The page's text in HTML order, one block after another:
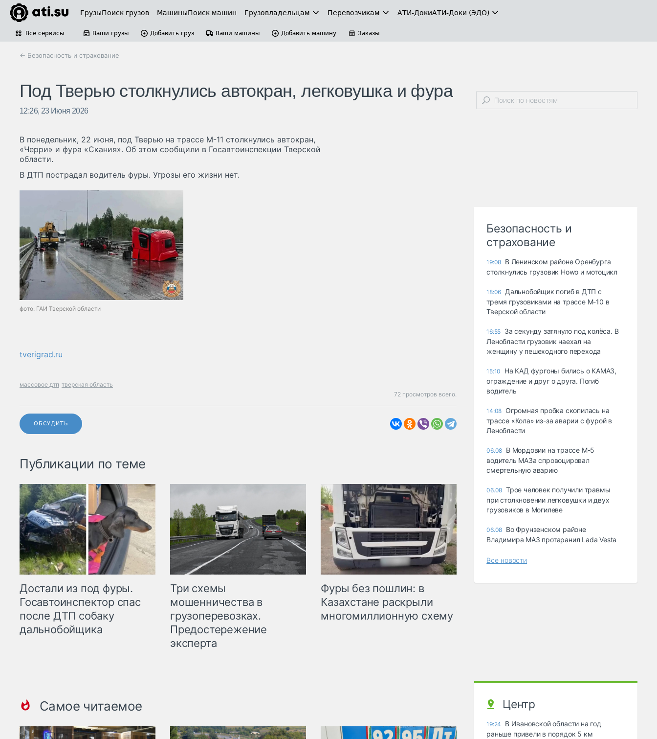
ГрузыПоиск грузов МашиныПоиск машин Грузовладельцам Перевозчикам АТИ-ДокиАТИ-Доки (ЭДО)
Все сервисы Ваши грузы Добавить груз Ваши машины Добавить машину Заказы
← Безопасность и страхование
Под Тверью столкнулись автокран, легковушка и фура
12:26, 23 Июня 2026
В понедельник, 22 июня, под Тверью на трассе М-11 столкнулись автокран,
«Черри» и фура «Скания». Об этом сообщили в Госавтоинспекции Тверской
области.
В ДТП пострадал водитель фуры. Угрозы его жизни нет.
фото: ГАИ Тверской области
tverigrad.ru
массовое дтп тверская область
72 просмотров всего.
ОБСУДИТЬ
Публикации по теме
Достали из под фуры.
Госавтоинспектор спас
после ДТП собаку
дальнобойщика
Три схемы
мошенничества в
грузоперевозках.
Предостережение
эксперта
Фуры без пошлин: в
Казахстане раскрыли
многомиллионную схему
Самое читаемое
Безопасность и
страхование
19:08 В Ленинском районе Оренбурга
столкнулись грузовик Howo и мотоцикл
18:06 Дальнобойщик погиб в ДТП с
тремя грузовиками на трассе М-10 в
Тверской области
16:55 За секунду затянуло под колёса. В
Ленобласти грузовик наехал на
женщину у пешеходного перехода
15:10
На КАД фургоны бились о КАМАЗ,
ограждение и друг о друга. Погиб
водитель
14:08 Огромная пробка скопилась на
трассе «Кола» из-за аварии с фурой в
Ленобласти
06.08 В Мордовии на трассе М-5
водитель МАЗа спровоцировал
смертельную аварию
06.08 Трое человек получили травмы
при столкновении легковушки и двух
грузовиков в Могилеве
06.08 Во Фрунзенском районе
Владимира МАЗ протаранил Lada Vesta
Все новости
Центр
19:24
В Ивановской области на год
раньше привели в порядок 5 км